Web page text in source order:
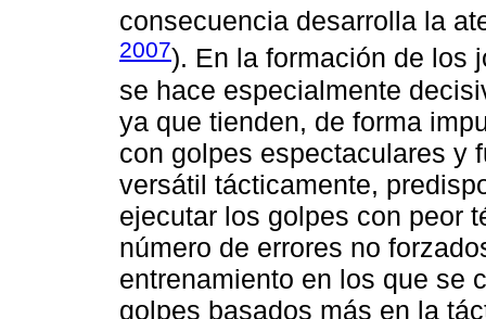
consecuencia desarrolla la
2007). En la formación de los
se hace especialmente
ya que tienden, de forma
con golpes espectaculares y
versátil tácticamente,
ejecutar los golpes con peor
número de errores no
entrenamiento en los que se
golpes basados más en la